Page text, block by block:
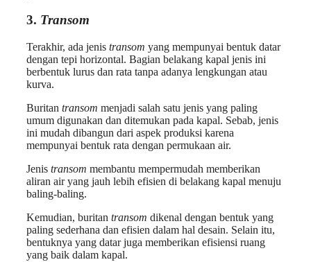
3. Transom
Terakhir, ada jenis transom yang mempunyai bentuk datar
dengan tepi horizontal. Bagian belakang kapal jenis ini
berbentuk lurus dan rata tanpa adanya lengkungan atau
kurva.
Buritan transom menjadi salah satu jenis yang paling
umum digunakan dan ditemukan pada kapal. Sebab, jenis
ini mudah dibangun dari aspek produksi karena
mempunyai bentuk rata dengan permukaan air.
Jenis transom membantu mempermudah memberikan
aliran air yang jauh lebih efisien di belakang kapal menuju
baling-baling.
Kemudian, buritan transom dikenal dengan bentuk yang
paling sederhana dan efisien dalam hal desain. Selain itu,
bentuknya yang datar juga memberikan efisiensi ruang
yang baik dalam kapal.